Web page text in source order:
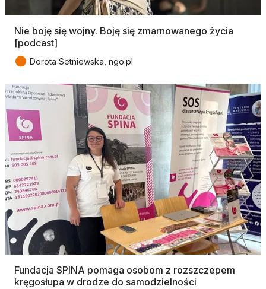
Nie boję się wojny. Boję się zmarnowanego życia
[podcast]
● Dorota Setniewska, ngo.pl
Fundacja SPINA pomaga osobom z rozszczepem
kręgosłupa w drodze do samodzielności